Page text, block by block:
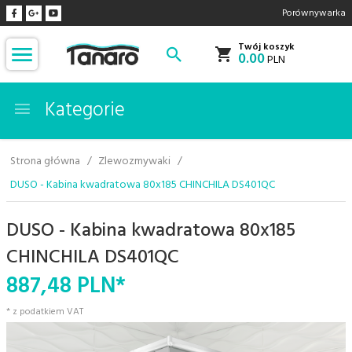
Porównywarka
Twój koszyk
0.00PLN
Kategorie
Strona główna
Zlewozmywaki
DUSO - Kabina kwadratowa 80x185 CHINCHILA DS401QC
DUSO - Kabina kwadratowa 80x185
CHINCHILA DS401QC
887,48 PLN*
* z podatkiem VAT